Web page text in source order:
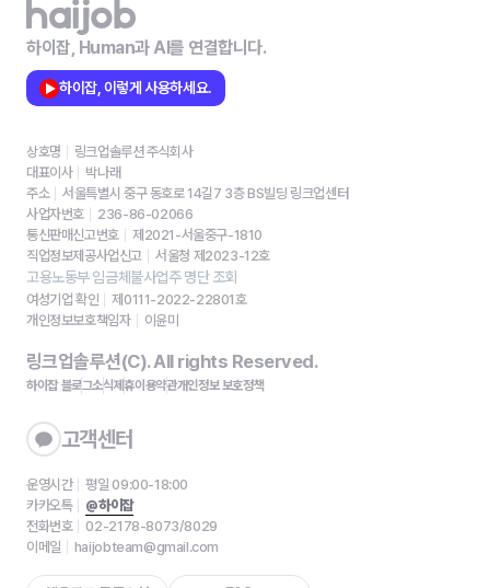
하이잡, Human과 AI를 연결합니다.
하이잡, 이렇게 사용하세요.
상호명
링크업솔루션 주식회사
대표이사
박나래
주소
서울특별시 중구 동호로 14길7 3층 BS빌딩 링크업센터
사업자번호
236-86-02066
통신판매신고번호
제2021-서울중구-1810
직업정보제공사업신고
서울청 제2023-12호
고용노동부 임금체불사업주 명단 조회
여성기업 확인
제0111-2022-22801호
개인정보보호책임자
이윤미
링크업솔루션(C). All rights Reserved.
하이잡 블로그소식제휴이용약관개인정보 보호정책
고객센터
운영시간
평일 09:00-18:00
카카오톡
@하이잡
전화번호
02-2178-8073/8029
이메일
haijobteam@gmail.com